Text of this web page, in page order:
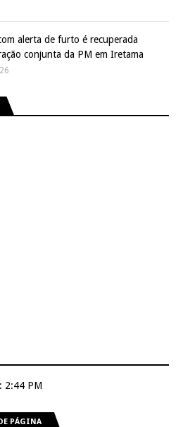
alerta de furto é recuperada
conjunta da PM em Iretama
2:44 PM
PÁGINA